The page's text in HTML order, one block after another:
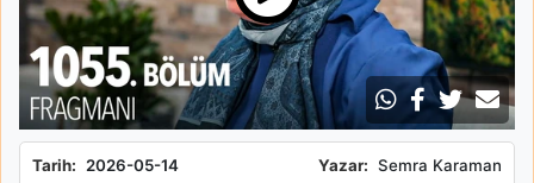
Tarih: 2026-05-14 Yazar: Semra Karaman